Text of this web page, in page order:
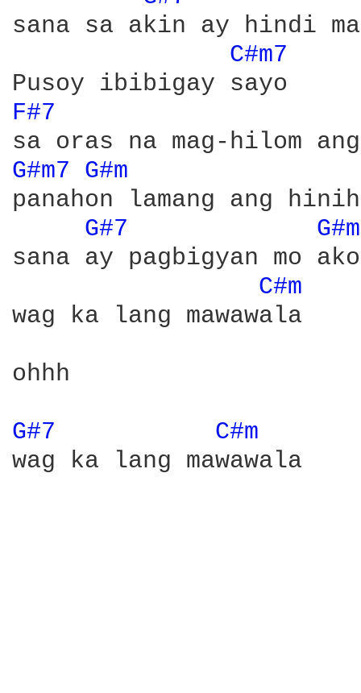
sana sa akin ay hindi
C#m7
F#7
G#m7 G#m
panahon lamang ang
G#7
sana ay pagbigyan mo ako
C#m
wag ka lang mawawala
ohhh
G#7
C#m
wag ka lang mawawala